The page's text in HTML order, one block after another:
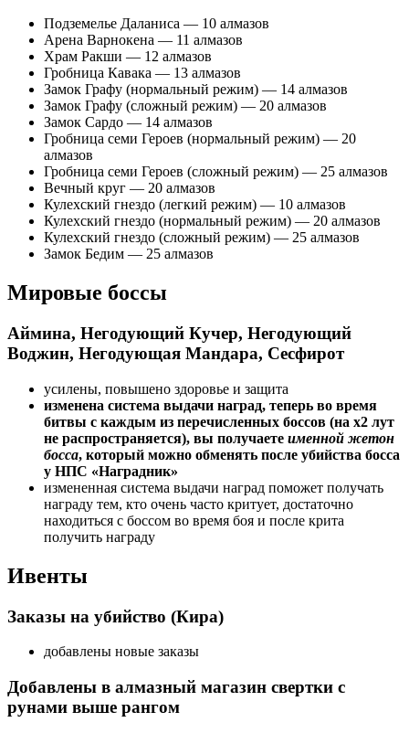
Подземелье Даланиса — 10 алмазов
Арена Варнокена — 11 алмазов
Храм Ракши — 12 алмазов
Гробница Кавака — 13 алмазов
Замок Графу (нормальный режим) — 14 алмазов
Замок Графу (сложный режим) — 20 алмазов
Замок Сардо — 14 алмазов
Гробница семи Героев (нормальный режим) — 20
алмазов
Гробница семи Героев (сложный режим) — 25 алмазов
Вечный круг — 20 алмазов
Кулехский гнездо (легкий режим) — 10 алмазов
Кулехский гнездо (нормальный режим) — 20 алмазов
Кулехский гнездо (сложный режим) — 25 алмазов
Замок Бедим — 25 алмазов
Мировые боссы
Аймина, Негодующий Кучер, Негодующий
Воджин, Негодующая Мандара, Сесфирот
усилены, повышено здоровье и защита
изменена система выдачи наград, теперь во время
битвы с каждым из перечисленных боссов (на х2 лут
не распространяется), вы получаете именной жетон
босса, который можно обменять после убийства босса
у НПС «Наградник»
измененная система выдачи наград поможет получать
награду тем, кто очень часто критует, достаточно
находиться с боссом во время боя и после крита
получить награду
Ивенты
Заказы на убийство (Кира)
добавлены новые заказы
Добавлены в алмазный магазин свертки с
рунами выше рангом